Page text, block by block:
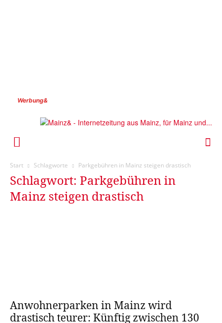
Werbung&
Start Schlagworte Parkgebühren in Mainz steigen drastisch
Schlagwort: Parkgebühren in
Mainz steigen drastisch
Anwohnerparken in Mainz wird
drastisch teurer: Künftig zwischen 130